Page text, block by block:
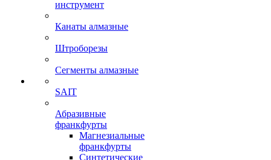
инструмент
Канаты алмазные
Штроборезы
Сегменты алмазные
SAIT
Абразивные
франкфурты
Магнезиальные
франкфурты
Синтетические